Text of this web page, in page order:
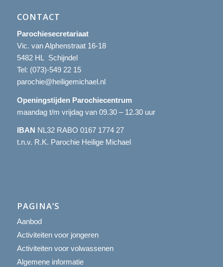
CONTACT
Parochiesecretariaat
Vic. van Alphenstraat 16-18
5482 HL Schijndel
Tel: (073)-549 22 15
parochie@heiligemichael.nl
Openingstijden Parochiecentrum
maandag t/m vrijdag van 09.30 – 12.30 uur
IBAN NL32 RABO 0167 1774 27
t.n.v. R.K. Parochie Heilige Michael
PAGINA’S
Aanbod
Activiteiten voor jongeren
Activiteiten voor volwassenen
Algemene informatie